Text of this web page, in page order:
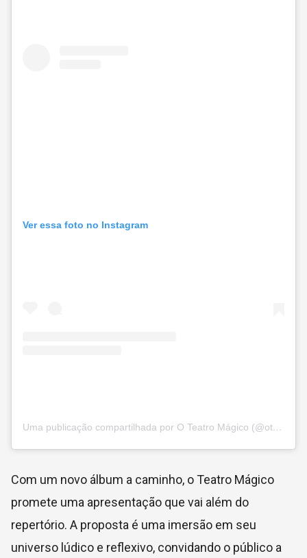
Ver essa foto no Instagram
Uma publicação compartilhada por O Teatro Mágico (@oteatromagico)
Com um novo álbum a caminho, o Teatro Mágico
promete uma apresentação que vai além do
repertório. A proposta é uma imersão em seu
universo lúdico e reflexivo, convidando o público a